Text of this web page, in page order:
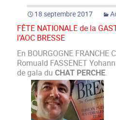
18 septembre 2017
FÊTE NATIONALE de la
l’AOC BRESSE
En BOURGOGNE FRANCHE
Romuald FASSENET
de gala du CHAT PERCHE.